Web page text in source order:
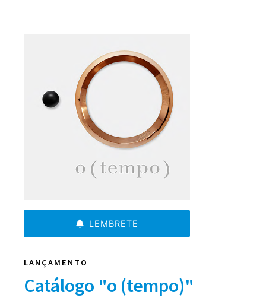
LEMBRETE
LANÇAMENTO
Catálogo "o (tempo)"